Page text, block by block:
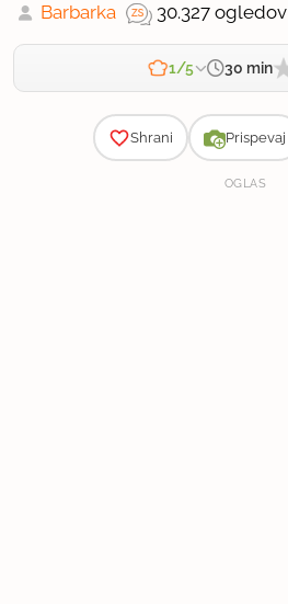
Barbarka 30.327 ogledov
1/5 30 min
Shrani Prispevaj
OGLAS